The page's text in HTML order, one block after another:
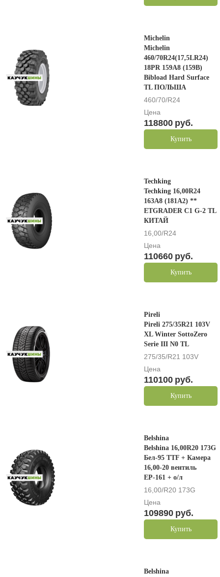
Michelin
Michelin
460/70R24(17,5LR24)
18PR 159A8 (159B)
Bibload Hard Surface
TL ПОЛЬША
460/70/R24
Цена
118800 руб.
Купить
Techking
Techking 16,00R24
163A8 (181A2) **
ETGRADER C1 G-2 TL
КИТАЙ
16,00/R24
Цена
110660 руб.
Купить
Pireli
Pireli 275/35R21 103V
XL Winter SottoZero
Serie III N0 TL
275/35/R21 103V
Цена
110100 руб.
Купить
Belshina
Belshina 16,00R20 173G
Бел-95 TTF + Камера
16,00-20 вентиль
ЕР-161 + о/л
16,00/R20 173G
Цена
109890 руб.
Купить
Belshina